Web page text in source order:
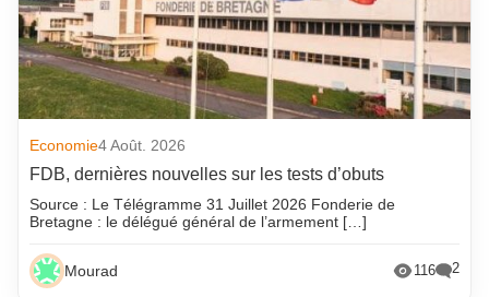
Economie4 Août. 2026
FDB, dernières nouvelles sur les tests d’obuts
Source : Le Télégramme 31 Juillet 2026 Fonderie de
Bretagne : le délégué général de l’armement […]
Mourad 116 2